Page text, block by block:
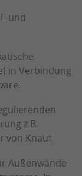
und
in Verbindung
z.B.
von Knauf
Außenwände